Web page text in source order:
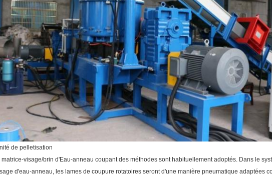
de pelletisation
matrice-visage/brin d'Eau-anneau coupant des méthodes sont habituellement adoptés. Dans le
d'eau-anneau, les lames de coupure rotatoires seront d'une manière pneumatique adaptées